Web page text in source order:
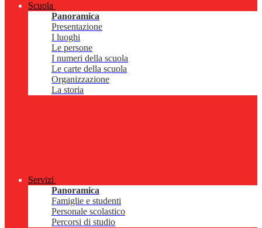
Scuola
Panoramica
Presentazione
I luoghi
Le persone
I numeri della scuola
Le carte della scuola
Organizzazione
La storia
Servizi
Panoramica
Famiglie e studenti
Personale scolastico
Percorsi di studio